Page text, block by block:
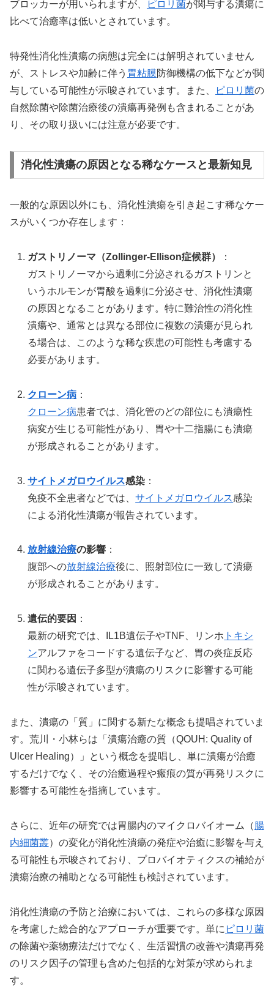
ブロッカーが用いられますが、 ピロリ菌が関与する潰瘍に
比べて治癒率は低いとされています。
特発性消化性潰瘍の病態は完全には解明されていません
が、ストレスや加齢に伴う 胃粘膜防御機構の低下などが関
与している可能性が示唆されています。また、
ピロリ菌の
自然除菌や除菌治療後の潰瘍再発例も含まれることがあ
り、その取り扱いには注意が必要です。
消化性潰瘍の原因となる稀なケースと最新知見
一般的な原因以外にも、消化性潰瘍を引き起こす稀なケー
スがいくつか存在します：
ガストリノーマ（Zollinger-Ellison症候群）
：
ガストリノーマから過剰に分泌されるガストリンと
いうホルモンが胃酸を過剰に分泌させ、消化性潰瘍
の原因となることがあります。特に難治性の消化性
潰瘍や、通常とは異なる部位に複数の潰瘍が見られ
る場合は、このような稀な疾患の可能性も考慮する
必要があります。
クローン病 ：
クローン病患者では、消化管のどの部位にも潰瘍性
病変が生じる可能性があり、胃や十二指腸にも潰瘍
が形成されることがあります。
サイトメガロウイルス感染 ：
免疫不全患者などでは、サイトメガロウイルス感染
による消化性潰瘍が報告されています。
放射線治療の影響 ：
腹部への放射線治療後に、照射部位に一致して潰瘍
が形成されることがあります。
遺伝的要因 ：
最新の研究では、IL1B遺伝子やTNF、リンホ トキシ
ンアルファをコードする遺伝子など、胃の炎症反応
に関わる遺伝子多型が潰瘍のリスクに影響する可能
性が示唆されています。
また、潰瘍の「質」に関する新たな概念も提唱されていま
す。荒川・小林らは「潰瘍治癒の質（QOUH: Quality of
Ulcer Healing）」という概念を提唱し、単に潰瘍が治癒
するだけでなく、その治癒過程や瘢痕の質が再発リスクに
影響する可能性を指摘しています。
さらに、近年の研究では胃腸内のマイクロバイオーム（腸
内細菌叢）の変化が消化性潰瘍の発症や治癒に影響を与え
る可能性も示唆されており、プロバイオティクスの補給が
潰瘍治療の補助となる可能性も検討されています。
消化性潰瘍の予防と治療においては、これらの多様な原因
を考慮した総合的なアプローチが重要です。単に ピロリ菌
の除菌や薬物療法だけでなく、生活習慣の改善や潰瘍再発
のリスク因子の管理も含めた包括的な対策が求められま
す。